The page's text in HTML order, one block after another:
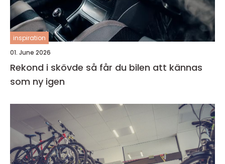
inspiration
01. June 2026
Rekond i skövde så får du bilen att kännas
som ny igen